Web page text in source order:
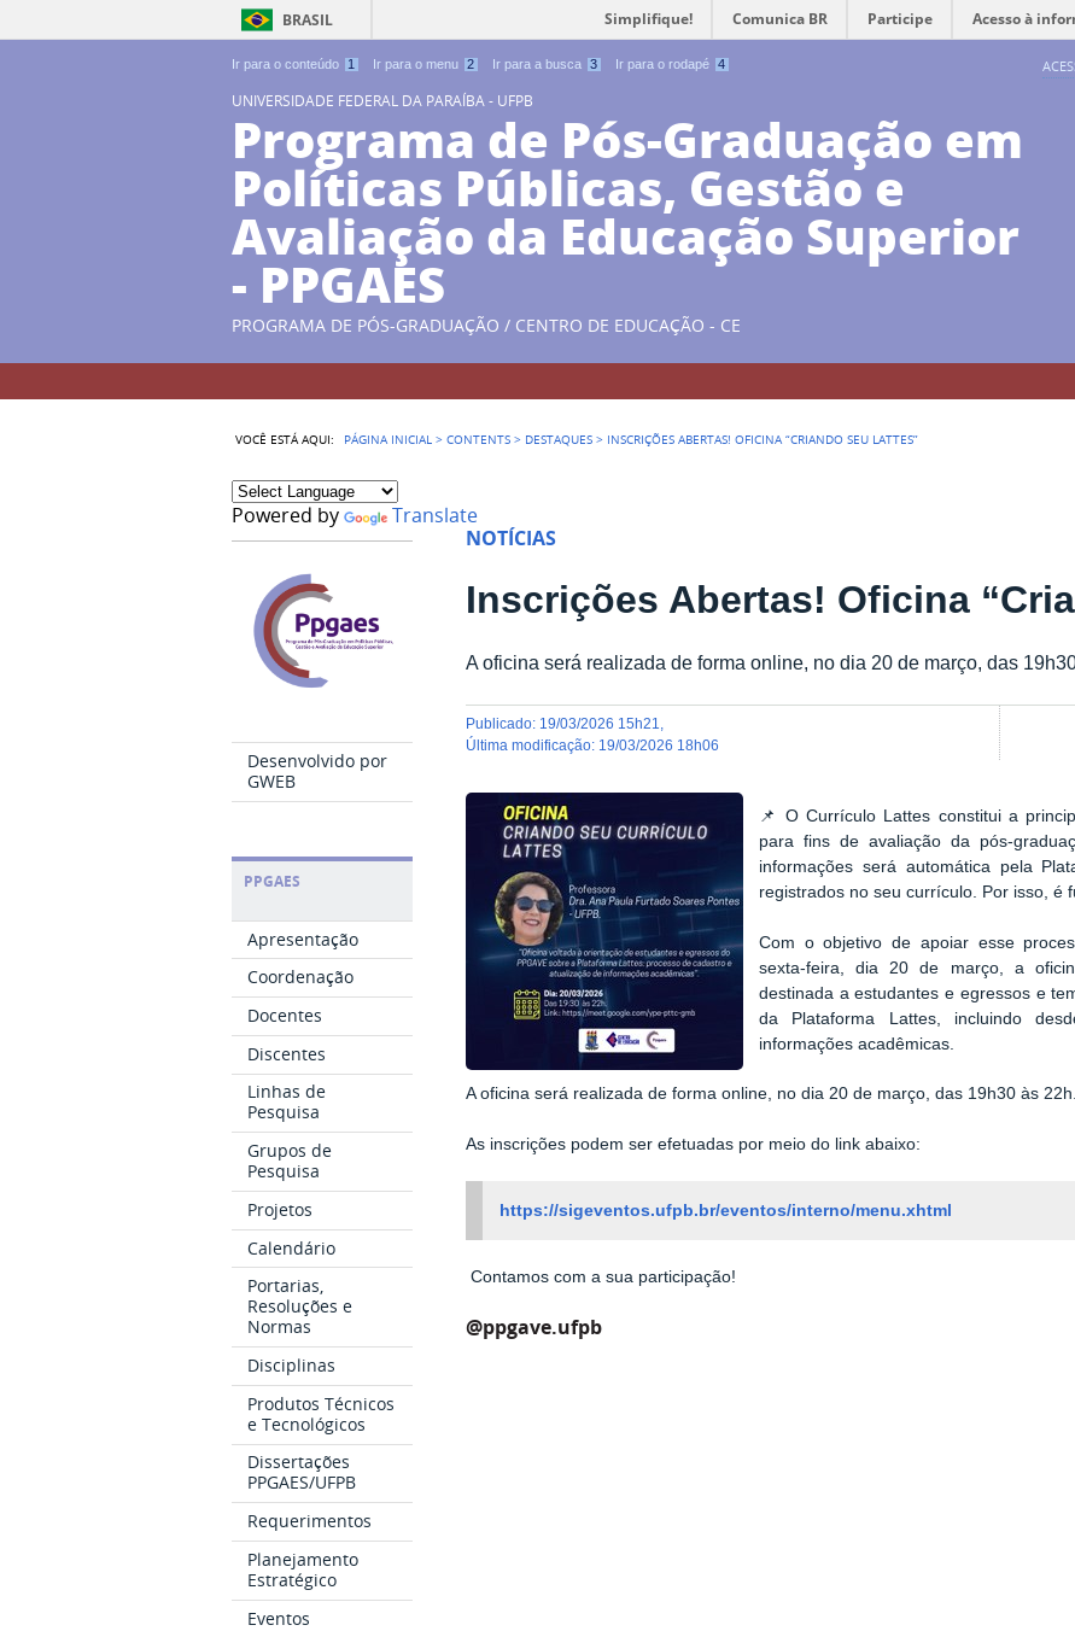
Ir para o conteúdo 1 Ir para o menu 2 Ir para a busca 3 Ir para o rodapé 4
BRASIL Simplifique! Comunica BR Participe Acesso à
UNIVERSIDADE FEDERAL DA PARAÍBA - UFPB
Programa de Pós-Graduação em
Políticas Públicas, Gestão e
Avaliação da Educação Superior
- PPGAES
PROGRAMA DE PÓS-GRADUAÇÃO / CENTRO DE EDUCAÇÃO - CE
VOCÊ ESTÁ AQUI: PÁGINA INICIAL >CONTENTS > DESTAQUES > INSCRIÇÕES ABERTAS! OFICINA “CRIANDO SEU LATTES”
Powered by Translate
Desenvolvido por
GWEB
PPGAES
Apresentação
Coordenação
Docentes
Discentes
Linhas de
Pesquisa
Grupos de
Pesquisa
Projetos
Calendário
Portarias,
Resoluções e
Normas
Disciplinas
Produtos Técnicos
e Tecnológicos
Dissertações
PPGAES/UFPB
Requerimentos
Planejamento
Estratégico
Eventos
NOTÍCIAS
Inscrições Abertas! Oficina
A oficina será realizada de forma online, no dia 20 de março, das
publicado: 19/03/2026 15h21
última modificação: 19/03/2026 18h06
📌 O Currículo Lattes constitui a
para fins de avaliação da pós-
informações será automática pela
registrados no seu currículo. Por isso, é
Com o objetivo de apoiar esse
sexta-feira, dia 20 de março, a
destinada a estudantes e egressos e
da Plataforma Lattes, incluindo
informações acadêmicas.
A oficina será realizada de forma online, no dia 20 de março, das 19h30 às 22h.
As inscrições podem ser efetuadas por meio do link abaixo:
https://sigeventos.ufpb.br/eventos/interno/menu.xhtml
Contamos com a sua participação!
@ppgave.ufpb